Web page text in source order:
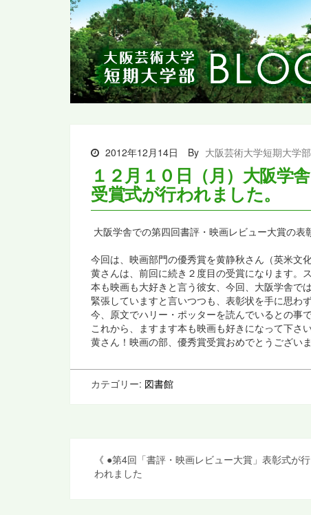
2012年12月14日 By 大阪芸術大学短期大学部
１２月１０日（月）大阪学
受賞式が行われました。
大阪学舎での第四回書評・映画レビュー大賞の表
今回は、映画部門の優秀賞を黄静秋さん（英米文
黄さんは、前回に続き２度目の受賞になります。
本も映画も大好きと言う彼女、今回、大阪学舎で
緊張していますと言いつつも、表彰状を手に思わ
今、原文でハリー・ポッターを読んでいるとの事で
これから、ますます本も映画も好きになって下さ
黄さん！映画の部、優秀賞受賞おめでとうござい
カテゴリー: 図書館
《 ●第4回「書評・映画レビュー大賞」表彰式が行
われました